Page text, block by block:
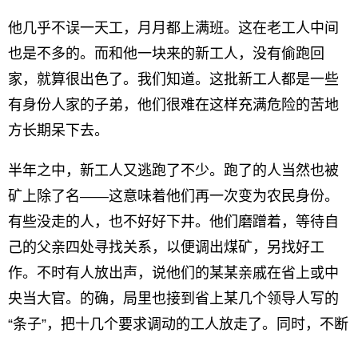
他几乎不误一天工，月月都上满班。这在老工人中间
也是不多的。而和他一块来的新工人，没有偷跑回
家，就算很出色了。我们知道。这批新工人都是一些
有身份人家的子弟，他们很难在这样充满危险的苦地
方长期呆下去。
半年之中，新工人又逃跑了不少。跑了的人当然也被
矿上除了名——这意味着他们再一次变为农民身份。
有些没走的人，也不好好下井。他们磨蹭着，等待自
己的父亲四处寻找关系，以便调出煤矿，另找好工
作。不时有人放出声，说他们的某某亲戚在省上或中
央当大官。的确，局里也接到省上某几个领导人写的
“条子”，把十几个要求调动的工人放走了。同时，不断